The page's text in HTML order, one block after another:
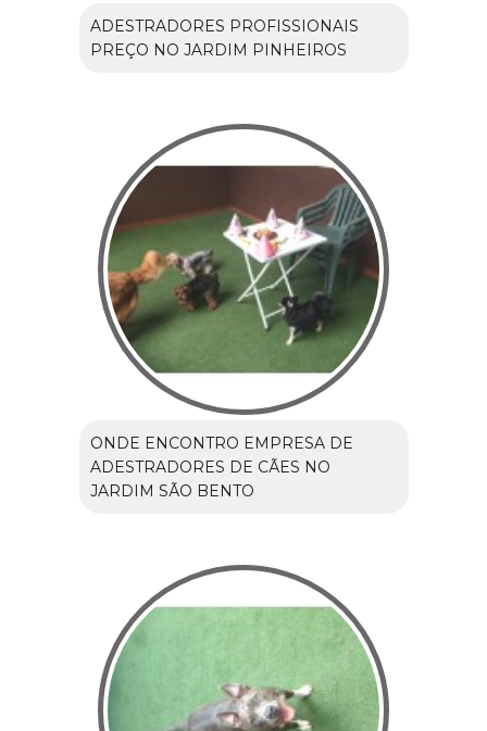
ADESTRADORES PROFISSIONAIS
PREÇO NO JARDIM PINHEIROS
ONDE ENCONTRO EMPRESA DE
ADESTRADORES DE CÃES NO
JARDIM SÃO BENTO